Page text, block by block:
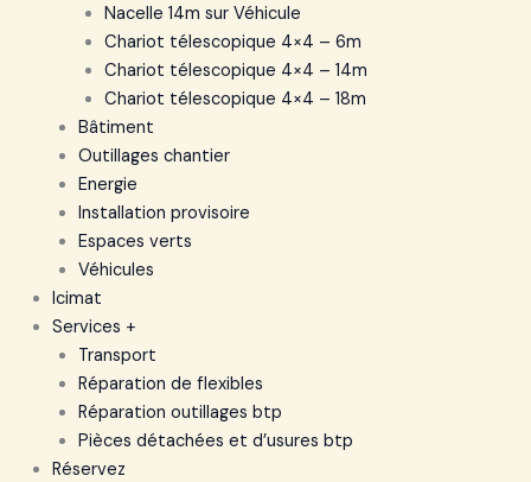
Nacelle 14m sur Véhicule
Chariot télescopique 4×4 – 6m
Chariot télescopique 4×4 – 14m
Chariot télescopique 4×4 – 18m
Bâtiment
Outillages chantier
Energie
Installation provisoire
Espaces verts
Véhicules
Icimat
Services +
Transport
Réparation de flexibles
Réparation outillages btp
Pièces détachées et d’usures btp
Réservez